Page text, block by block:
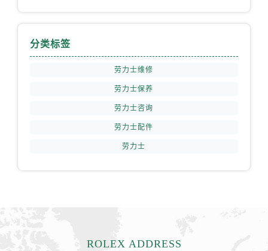
辽宁省大连市中山区人民路15号国际金融大厦7层G室劳力士售后服务中心（需提前预约）
广东省东莞市东城街道鸿福东路1号民盈国贸中心T1写字楼9层907室劳力士售后服务中心（需提前预约）
福建省泉州市丰泽区宝洲路729号浦西万达中心写字楼A座7楼709室劳力士售后服务中心（需提前预约）
分类标签
劳力士维修
劳力士保养
劳力士咨询
劳力士配件
劳力士
ROLEX ADDRESS